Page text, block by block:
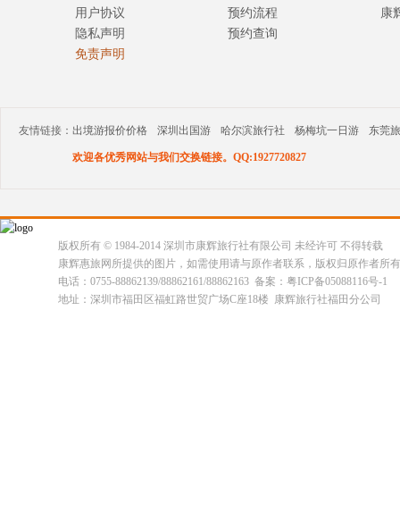
用户协议
隐私声明
免责声明
预约流程
预约查询
康
友情链接： 出境游报价价格 深圳出国游 哈尔滨旅行社 杨梅坑一日游 东莞
欢迎各优秀网站与我们交换链接。QQ:1927720827
版权所有 © 1984-2014 深圳市康辉旅行社有限公司 未经许可 不得转载
康辉惠旅网所提供的图片，如需使用请与原作者联系，版权归原作者所
电话：0755-88862139/88862161/88862163 备案：粤ICP备05088116号-1
地址：深圳市福田区福虹路世贸广场C座18楼 康辉旅行社福田分公司